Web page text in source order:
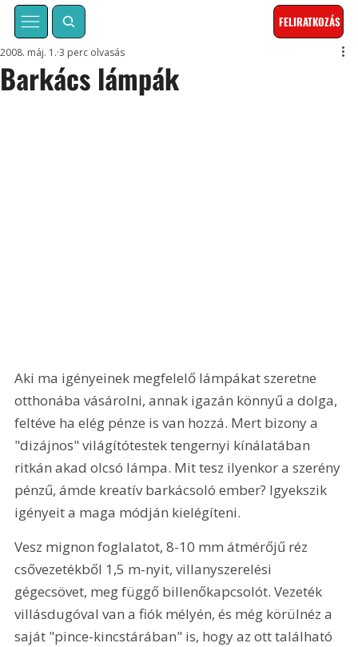
FELIRATKOZÁS
Barkács lámpák
2008. máj. 1. 3 perc olvasás
Aki ma igényeinek megfelelő lámpákat szeretne
otthonába vásárolni, annak igazán könnyű a dolga,
feltéve ha elég pénze is van hozzá. Mert bizony a
"dizájnos" világítótestek tengernyi kínálatában
ritkán akad olcsó lámpa. Mit tesz ilyenkor a szerény
pénzű, ámde kreatív barkácsoló ember? Igyekszik
igényeit a maga módján kielégíteni.
Vesz mignon foglalatot, 8-10 mm átmérőjű réz
csővezetékből 1,5 m-nyit, villanyszerelési
gégecsövet, meg függő billenőkapcsolót. Vezeték
villásdugóval van a fiók mélyén, és még körülnéz a
saját "pince-kincstárában" is, hogy az ott található